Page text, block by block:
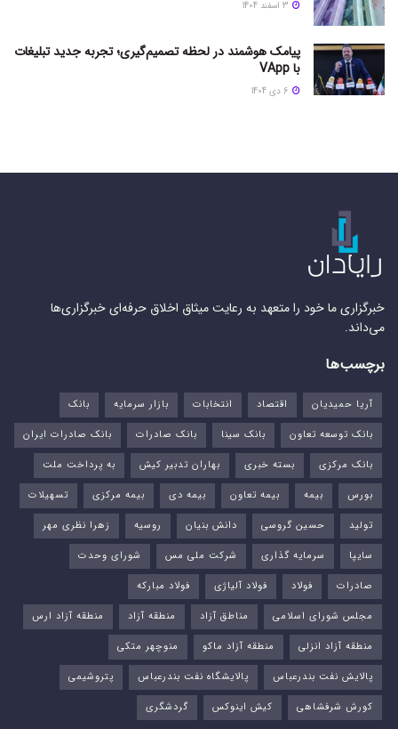
پیامک هوشمند در لحظه تصمیم‌گیری؛ تجربه جدید تبلیغات
با VApp
خبرگزاری ما خود را متعهد به رعایت میثاق اخلاق حرفه‌ای خبرگزاری‌ها
می‌داند.
برچسب‌ها
آریا حمیدیان اقتصاد انتخابات بازار سرمایه
بانک
بانک توسعه تعاون
بانک سینا بانک صادرات
بانک صادرات ایران
بانک مرکزی
بسته خبری بهاران تدبیر کیش
به پرداخت ملت
بورس‌
بیمه بیمه تعاون بیمه دی بیمه مرکزی
تسهیلات
تولید
حسین گروسی دانش بنیان روسیه
زهرا نظری مهر
سایپا
سرمایه گذاری شرکت ملی مس
شورای وحدت
صادرات
فولاد فولاد آلیاژی
فولاد مبارکه
مجلس شورای اسلامی
مناطق آزاد منطقه آزاد
منطقه آزاد ارس
منطقه آزاد انزلی
منطقه آزاد ماکو
منوچهر متکی
پالایش نفت بندرعباس
پالایشگاه نفت بندرعباس
پتروشیمی
کورش شرفشاهی
کیش اینوکس گردشگری